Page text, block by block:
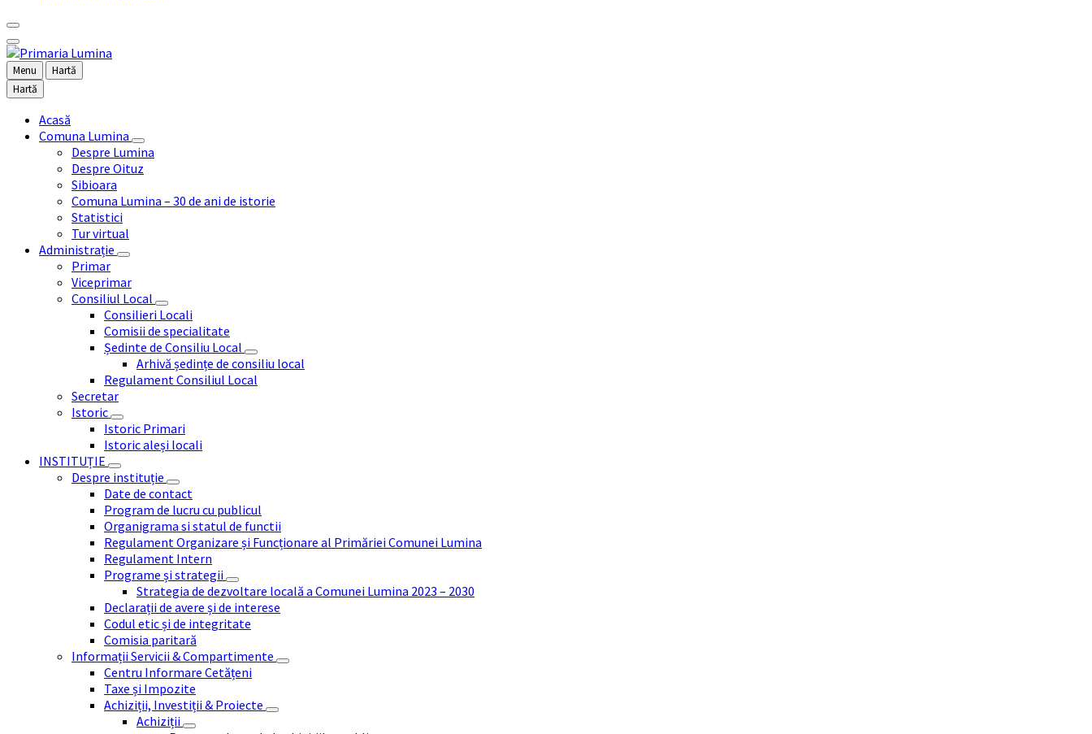
Menu
Hartă
Hartă
Acasă
Comuna Lumina
Despre Lumina
Despre Oituz
Sibioara
Comuna Lumina – 30 de ani de istorie
Statistici
Tur virtual
Administrație
Primar
Viceprimar
Consiliul Local
Consilieri Locali
Comisii de specialitate
Ședinte de Consiliu Local
Arhivă ședințe de consiliu local
Regulament Consiliul Local
Secretar
Istoric
Istoric Primari
Istoric aleși locali
INSTITUȚIE
Despre instituție
Date de contact
Program de lucru cu publicul
Organigrama si statul de functii
Regulament Organizare și Funcționare al Primăriei Comunei Lumina
Regulament Intern
Programe și strategii
Strategia de dezvoltare locală a Comunei Lumina 2023 – 2030
Declarații de avere și de interese
Codul etic și de integritate
Comisia paritară
Informații Servicii & Compartimente
Centru Informare Cetățeni
Taxe și Impozite
Achiziții, Investiții & Proiecte
Achiziții